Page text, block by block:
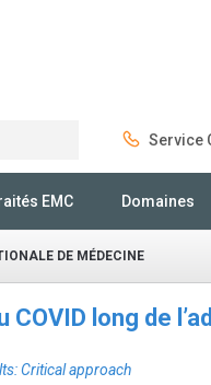
Service
EMC Domaines
DE MÉDECINE
COVID long de
Critical approach